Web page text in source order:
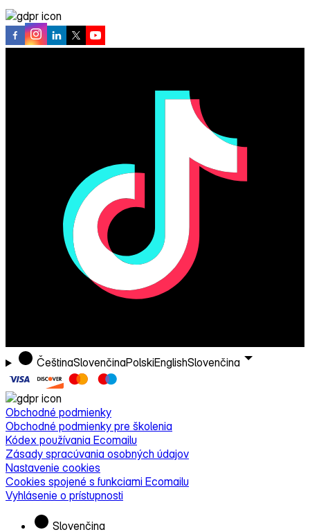
ČeštinaSlovenčinaPolskiEnglishSlovenčina
Obchodné podmienky
Obchodné podmienky pre školenia
Kódex používania Ecomailu
Zásady spracúvania osobných údajov
Nastavenie cookies
Cookies spojené s funkciami Ecomailu
Vyhlásenie o prístupnosti
Slovenčina